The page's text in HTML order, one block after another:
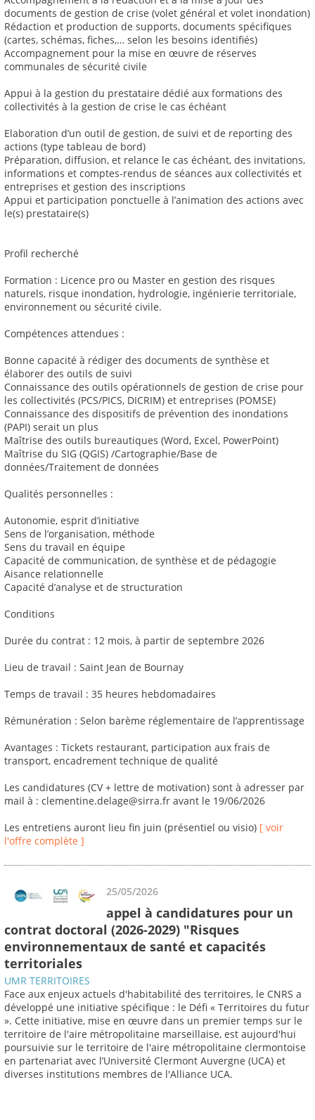
documents de gestion de crise (volet général et volet inondation)
Rédaction et production de supports, documents spécifiques
(cartes, schémas, fiches,… selon les besoins identifiés)
Accompagnement pour la mise en œuvre de réserves
communales de sécurité civile
Appui à la gestion du prestataire dédié aux formations des
collectivités à la gestion de crise le cas échéant
Elaboration d’un outil de gestion, de suivi et de reporting des
actions (type tableau de bord)
Préparation, diffusion, et relance le cas échéant, des invitations,
informations et comptes-rendus de séances aux collectivités et
entreprises et gestion des inscriptions
Appui et participation ponctuelle à l’animation des actions avec
le(s) prestataire(s)
Profil recherché
Formation : Licence pro ou Master en gestion des risques
naturels, risque inondation, hydrologie, ingénierie territoriale,
environnement ou sécurité civile.
Compétences attendues :
Bonne capacité à rédiger des documents de synthèse et
élaborer des outils de suivi
Connaissance des outils opérationnels de gestion de crise pour
les collectivités (PCS/PICS, DICRIM) et entreprises (POMSE)
Connaissance des dispositifs de prévention des inondations
(PAPI) serait un plus
Maîtrise des outils bureautiques (Word, Excel, PowerPoint)
Maîtrise du SIG (QGIS) /Cartographie/Base de
données/Traitement de données
Qualités personnelles :
Autonomie, esprit d’initiative
Sens de l’organisation, méthode
Sens du travail en équipe
Capacité de communication, de synthèse et de pédagogie
Aisance relationnelle
Capacité d’analyse et de structuration
Conditions
Durée du contrat : 12 mois, à partir de septembre 2026
Lieu de travail : Saint Jean de Bournay
Temps de travail : 35 heures hebdomadaires
Rémunération : Selon barème réglementaire de l’apprentissage
Avantages : Tickets restaurant, participation aux frais de
transport, encadrement technique de qualité
Les candidatures (CV + lettre de motivation) sont à adresser par
mail à : clementine.delage@sirra.fr avant le 19/06/2026
Les entretiens auront lieu fin juin (présentiel ou visio) [ voir
l'offre complète ]
25/05/2026
appel à candidatures pour un
contrat doctoral (2026-2029) "Risques
environnementaux de santé et capacités
territoriales
UMR TERRITOIRES
Face aux enjeux actuels d'habitabilité des territoires, le CNRS a
développé une initiative spécifique : le Défi « Territoires du futur
». Cette initiative, mise en œuvre dans un premier temps sur le
territoire de l'aire métropolitaine marseillaise, est aujourd'hui
poursuivie sur le territoire de l'aire métropolitaine clermontoise
en partenariat avec l’Université Clermont Auvergne (UCA) et
diverses institutions membres de l'Alliance UCA.